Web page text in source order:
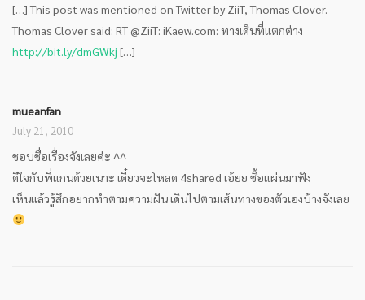
[…] This post was mentioned on Twitter by ZiiT, Thomas Clover.
Thomas Clover said: RT @ZiiT: iKaew.com: ทางเดินที่แตกต่าง
http://bit.ly/dmGWkj […]
mueanfan
July 21, 2010
ชอบชื่อเรื่องจังเลยค่ะ ^^
ดีใจกับพี่แกนด้วยเนาะ เดี๋ยวจะโหลด 4shared เอ้ยย ซื้อแผ่นมาฟัง
เห็นแล้วรู้สึกอยากทำตามความฝัน เดินไปตามเส้นทางของตัวเองบ้างจังเลย